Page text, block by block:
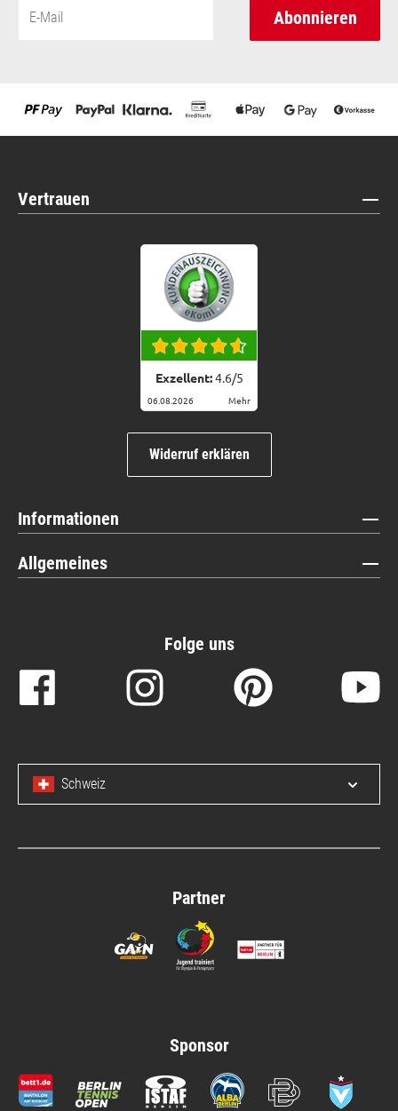
Abonnieren
Vertrauen
Exzellent:4.6/5
06.08.2026 Mehr
Widerruf erklären
Informationen
Allgemeines
Folge uns
Schweiz
Partner
Sponsor